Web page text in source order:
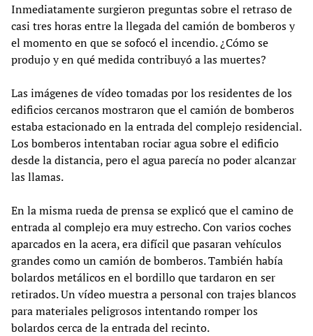
Inmediatamente surgieron preguntas sobre el retraso de
casi tres horas entre la llegada del camión de bomberos y
el momento en que se sofocó el incendio. ¿Cómo se
produjo y en qué medida contribuyó a las muertes?
Las imágenes de vídeo tomadas por los residentes de los
edificios cercanos mostraron que el camión de bomberos
estaba estacionado en la entrada del complejo residencial.
Los bomberos intentaban rociar agua sobre el edificio
desde la distancia, pero el agua parecía no poder alcanzar
las llamas.
En la misma rueda de prensa se explicó que el camino de
entrada al complejo era muy estrecho. Con varios coches
aparcados en la acera, era difícil que pasaran vehículos
grandes como un camión de bomberos. También había
bolardos metálicos en el bordillo que tardaron en ser
retirados. Un vídeo muestra a personal con trajes blancos
para materiales peligrosos intentando romper los
bolardos cerca de la entrada del recinto.